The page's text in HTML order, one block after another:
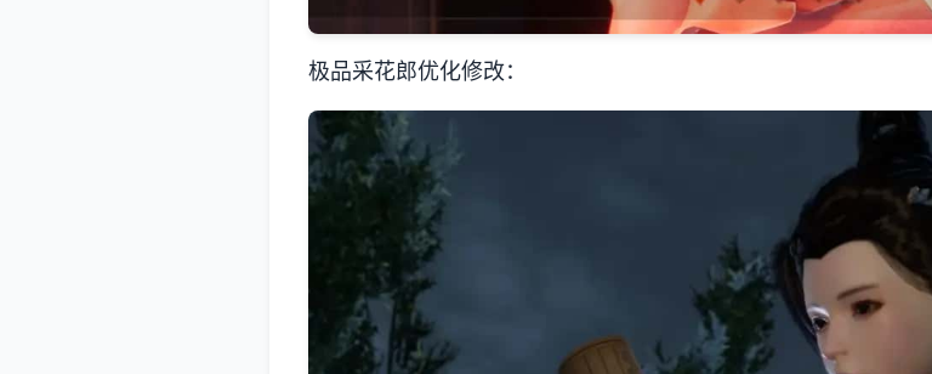
极品采花郎优化修改：